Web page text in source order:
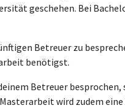
geschehen. Bei
Betreuer zu
benötigst.
Betreuer besprochen,
wird zudem